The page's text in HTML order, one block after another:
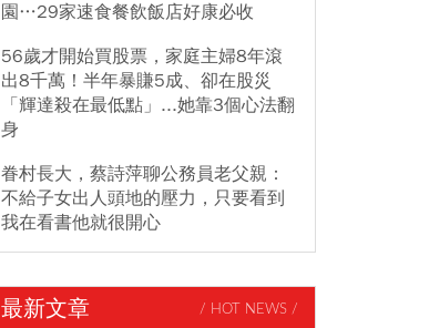
園…29家速食餐飲飯店好康必收
56歲才開始買股票，家庭主婦8年滾
出8千萬！半年暴賺5成、卻在股災
「輝達殺在最低點」...她靠3個心法翻
身
眷村長大，蔡詩萍聊公務員老父親：
不給子女出人頭地的壓力，只要看到
我在看書他就很開心
最新文章 / HOT NEWS /